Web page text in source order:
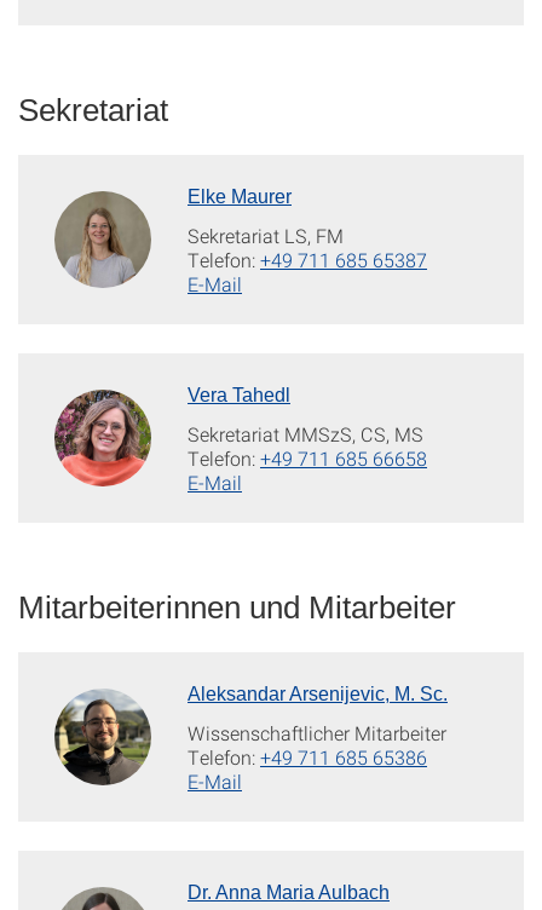
Sekretariat
Elke Maurer
Sekretariat LS, FM
Telefon:+49 711 685 65387
E-Mail
Vera Tahedl
Sekretariat MMSzS, CS, MS
Telefon:+49 711 685 66658
E-Mail
Mitarbeiterinnen und Mitarbeiter
Aleksandar Arsenijevic, M. Sc.
Wissenschaftlicher Mitarbeiter
Telefon:+49 711 685 65386
E-Mail
Dr. Anna Maria Aulbach